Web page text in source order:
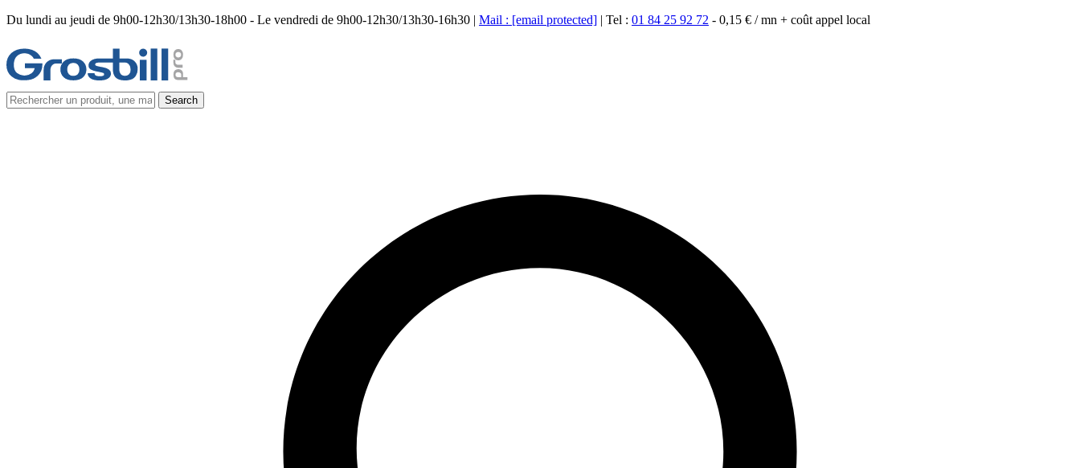
Du lundi au jeudi de 9h00-12h30/13h30-18h00 - Le vendredi de 9h00-12h30/13h30-16h30 | Mail : [email protected] | Tel : 01 84 25 92 72 - 0,15 € / mn + coût appel local